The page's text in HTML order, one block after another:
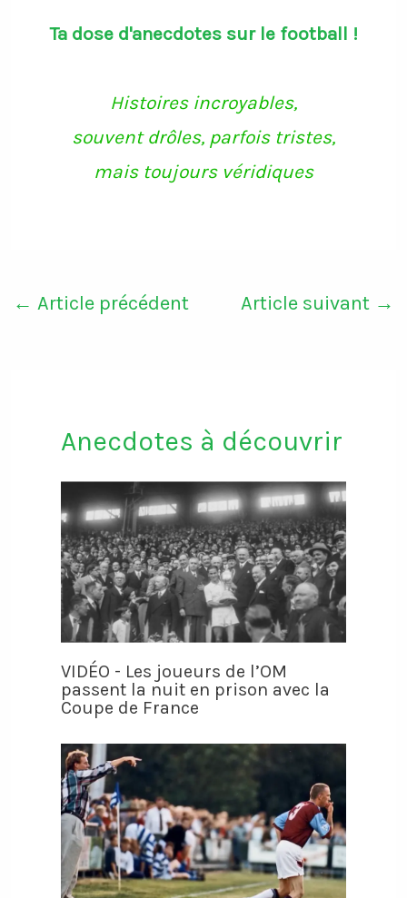
Ta dose d'anecdotes sur le football !
Histoires incroyables,
souvent drôles, parfois tristes,
mais toujours véridiques
← Article précédent Article suivant →
Anecdotes à découvrir
VIDÉO - Les joueurs de l’OM
passent la nuit en prison avec la
Coupe de France